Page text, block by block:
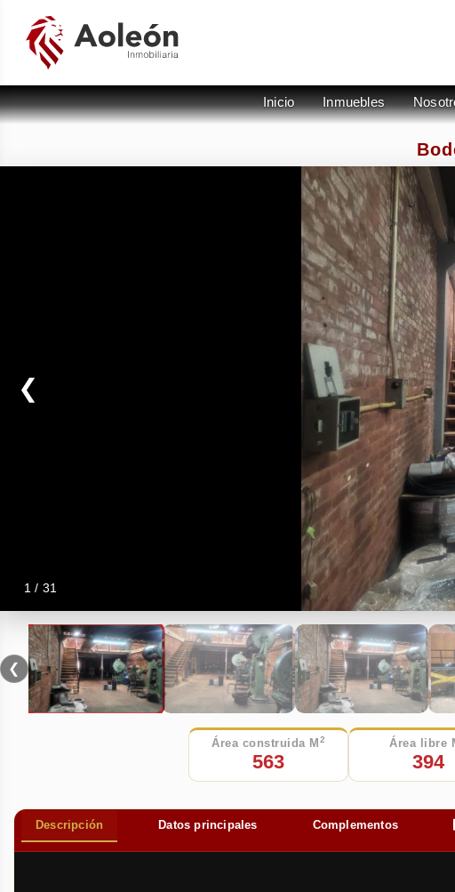
Inicio Inmuebles
1 / 31
❮
❮
Área construida M 2
563
Área libre
394
Descripción Datos principales Complementos